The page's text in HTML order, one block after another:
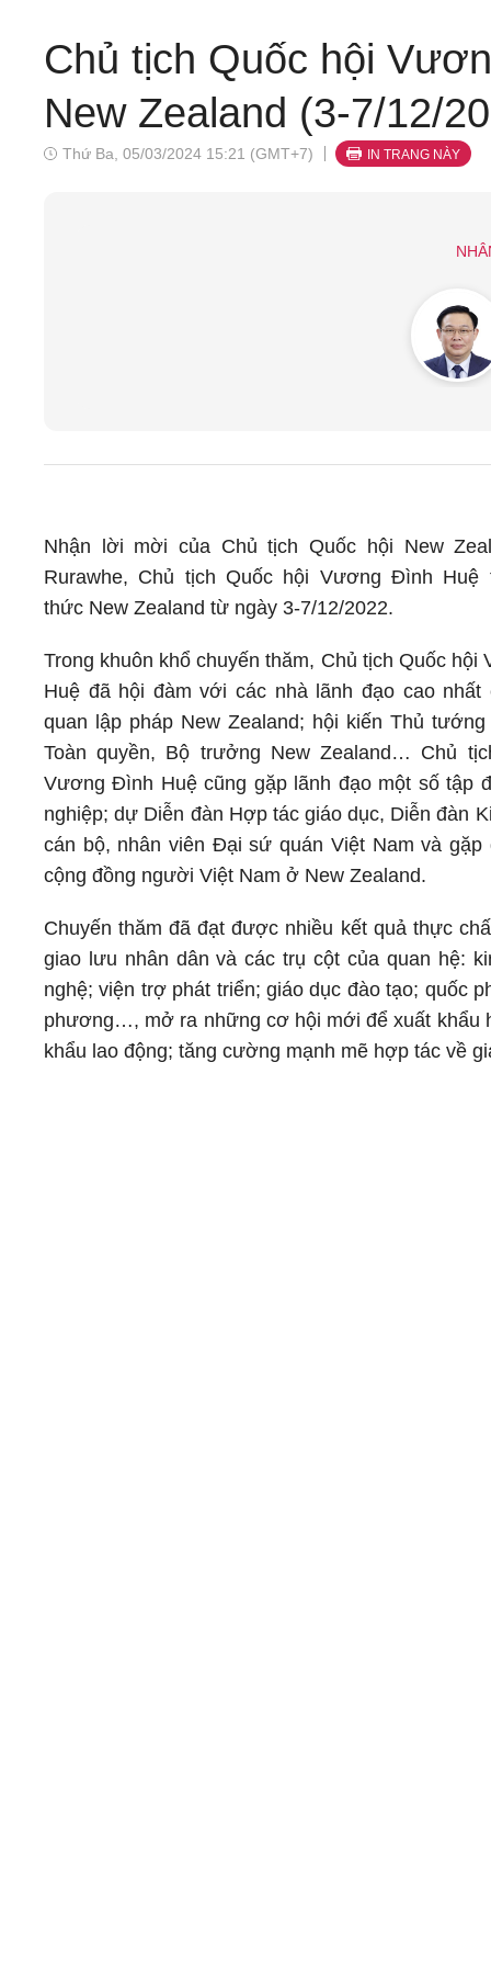
Chủ tịch Quốc hội
New Zealand (3-7/12/
Thứ Ba, 05/03/2024 15:21 (GMT+7) IN TRANG NÀY
Nhận lời mời của Chủ tịch Quốc hội New
Rurawhe, Chủ tịch Quốc hội Vương Đình Huệ
thức New Zealand từ ngày 3-7/12/2022.
Trong khuôn khổ chuyến thăm, Chủ tịch Quốc hội
Huệ đã hội đàm với các nhà lãnh đạo cao nhất
quan lập pháp New Zealand; hội kiến Thủ
Toàn quyền, Bộ trưởng New Zealand… Chủ
Vương Đình Huệ cũng gặp lãnh đạo một số tập
nghiệp; dự Diễn đàn Hợp tác giáo dục, Diễn đàn
cán bộ, nhân viên Đại sứ quán Việt Nam và gặp
cộng đồng người Việt Nam ở New Zealand.
Chuyến thăm đã đạt được nhiều kết quả thực
giao lưu nhân dân và các trụ cột của quan hệ:
nghệ; viện trợ phát triển; giáo dục đào tạo; quốc
phương…, mở ra những cơ hội mới để xuất khẩu
khẩu lao động; tăng cường mạnh mẽ hợp tác về